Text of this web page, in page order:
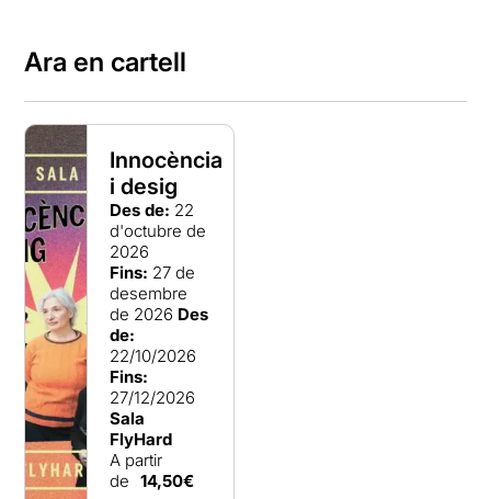
Ara en cartell
Innocència
i desig
Des de: 22
d'octubre de
2026
Fins: 27 de
desembre
de 2026 Des
de:
22/10/2026
Fins:
27/12/2026
Sala
FlyHard
A partir
de 14,50€